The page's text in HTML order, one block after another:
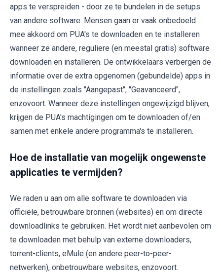
apps te verspreiden - door ze te bundelen in de setups
van andere software. Mensen gaan er vaak onbedoeld
mee akkoord om PUA's te downloaden en te installeren
wanneer ze andere, reguliere (en meestal gratis) software
downloaden en installeren. De ontwikkelaars verbergen de
informatie over de extra opgenomen (gebundelde) apps in
de instellingen zoals "Aangepast", "Geavanceerd",
enzovoort. Wanneer deze instellingen ongewijzigd blijven,
krijgen de PUA's machtigingen om te downloaden of/en
samen met enkele andere programma's te installeren.
Hoe de installatie van mogelijk ongewenste
applicaties te vermijden?
We raden u aan om alle software te downloaden via
officiële, betrouwbare bronnen (websites) en om directe
downloadlinks te gebruiken. Het wordt niet aanbevolen om
te downloaden met behulp van externe downloaders,
torrent-clients, eMule (en andere peer-to-peer-
netwerken), onbetrouwbare websites, enzovoort.